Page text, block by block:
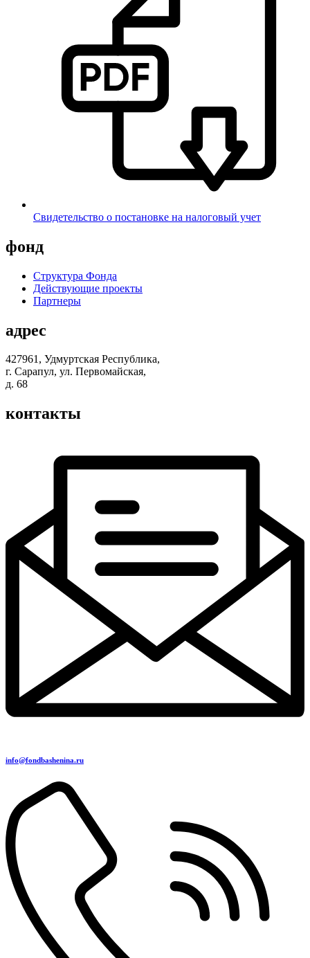
Свидетельство о постановке на налоговый учет
фонд
Структура Фонда
Действующие проекты
Партнеры
адрес
427961, Удмуртская Республика,
г. Сарапул, ул. Первомайская,
д. 68
контакты
info@fondbashenina.ru